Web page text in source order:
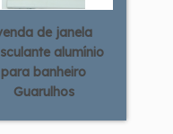
de janela
alumínio
para banheiro
Guarulhos